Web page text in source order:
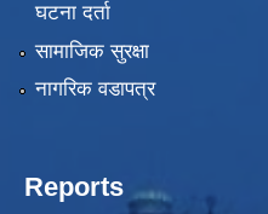
घटना दर्ता
सामाजिक सुरक्षा
नागरिक वडापत्र
Reports